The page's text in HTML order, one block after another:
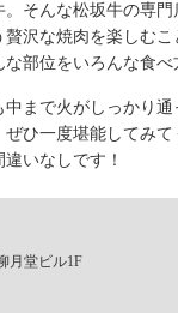
そんな松坂牛の専
沢な焼肉を楽しむ
部位をいろんな食べ
まで火がしっかり
ひ一度堪能してみ
いなしです！
月堂ビル1F